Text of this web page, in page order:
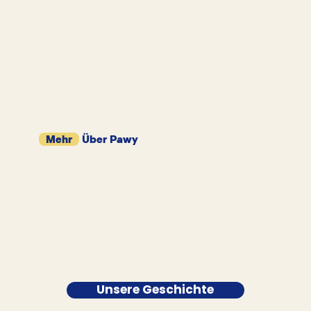
Mehr Über Pawy
Unsere Geschichte